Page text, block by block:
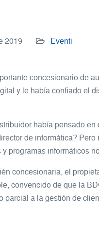
2019 Eventi
concesionario de
y le había confiado el
había pensado
de informática?
programas informáticos
concesionaria, el
convencido de que la
parcial a la gestión de